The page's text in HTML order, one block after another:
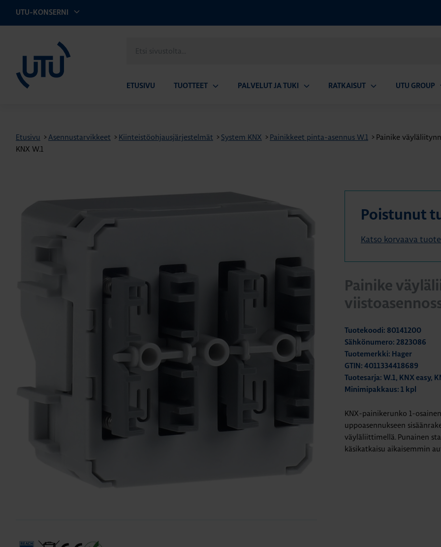
UTU-KONSERNI
sivustolta
ETUSIVU TUOTTEET PALVELUT JA TUKI RATKAISUT UTU GROUP
Etusivu >Asennustarvikkeet > Kiinteistöohjausjärjestelmät > System KNX > Painikkeet pinta-asennus W.1 > Painike
KNX W.1
Poistunut
Katso korvaava
Painike
Tuotekoodi: 80141200
Sähkönumero: 2823086
Tuotemerkki: Hager
GTIN: 4011334418689
Tuotesarja: W.1, KNX easy,
Minimipakkaus: 1 kpl
KNX-painikerunko 1-
uppoasennukseen
väyläliittimellä. Punainen
käsikatkaisu aikaisemmin